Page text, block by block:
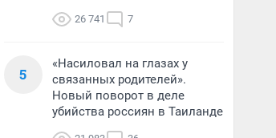
26 741 7
5
«Насиловал на глазах у
связанных родителей».
Новый поворот в деле
убийства россиян в Таиланде